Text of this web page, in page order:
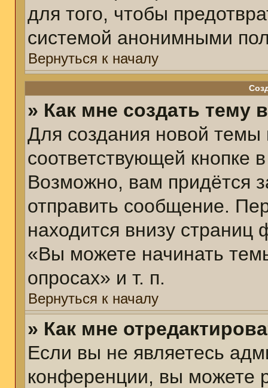
для того, чтобы
системой анонимными
Вернуться к началу
» Как мне создать тему
Для создания новой
соответствующей кнопке
Возможно, вам придётся
отправить сообщение.
находится внизу
«Вы можете начинать
опросах» и т. п.
Вернуться к началу
» Как мне
Если вы не являетесь
конференции, вы можете